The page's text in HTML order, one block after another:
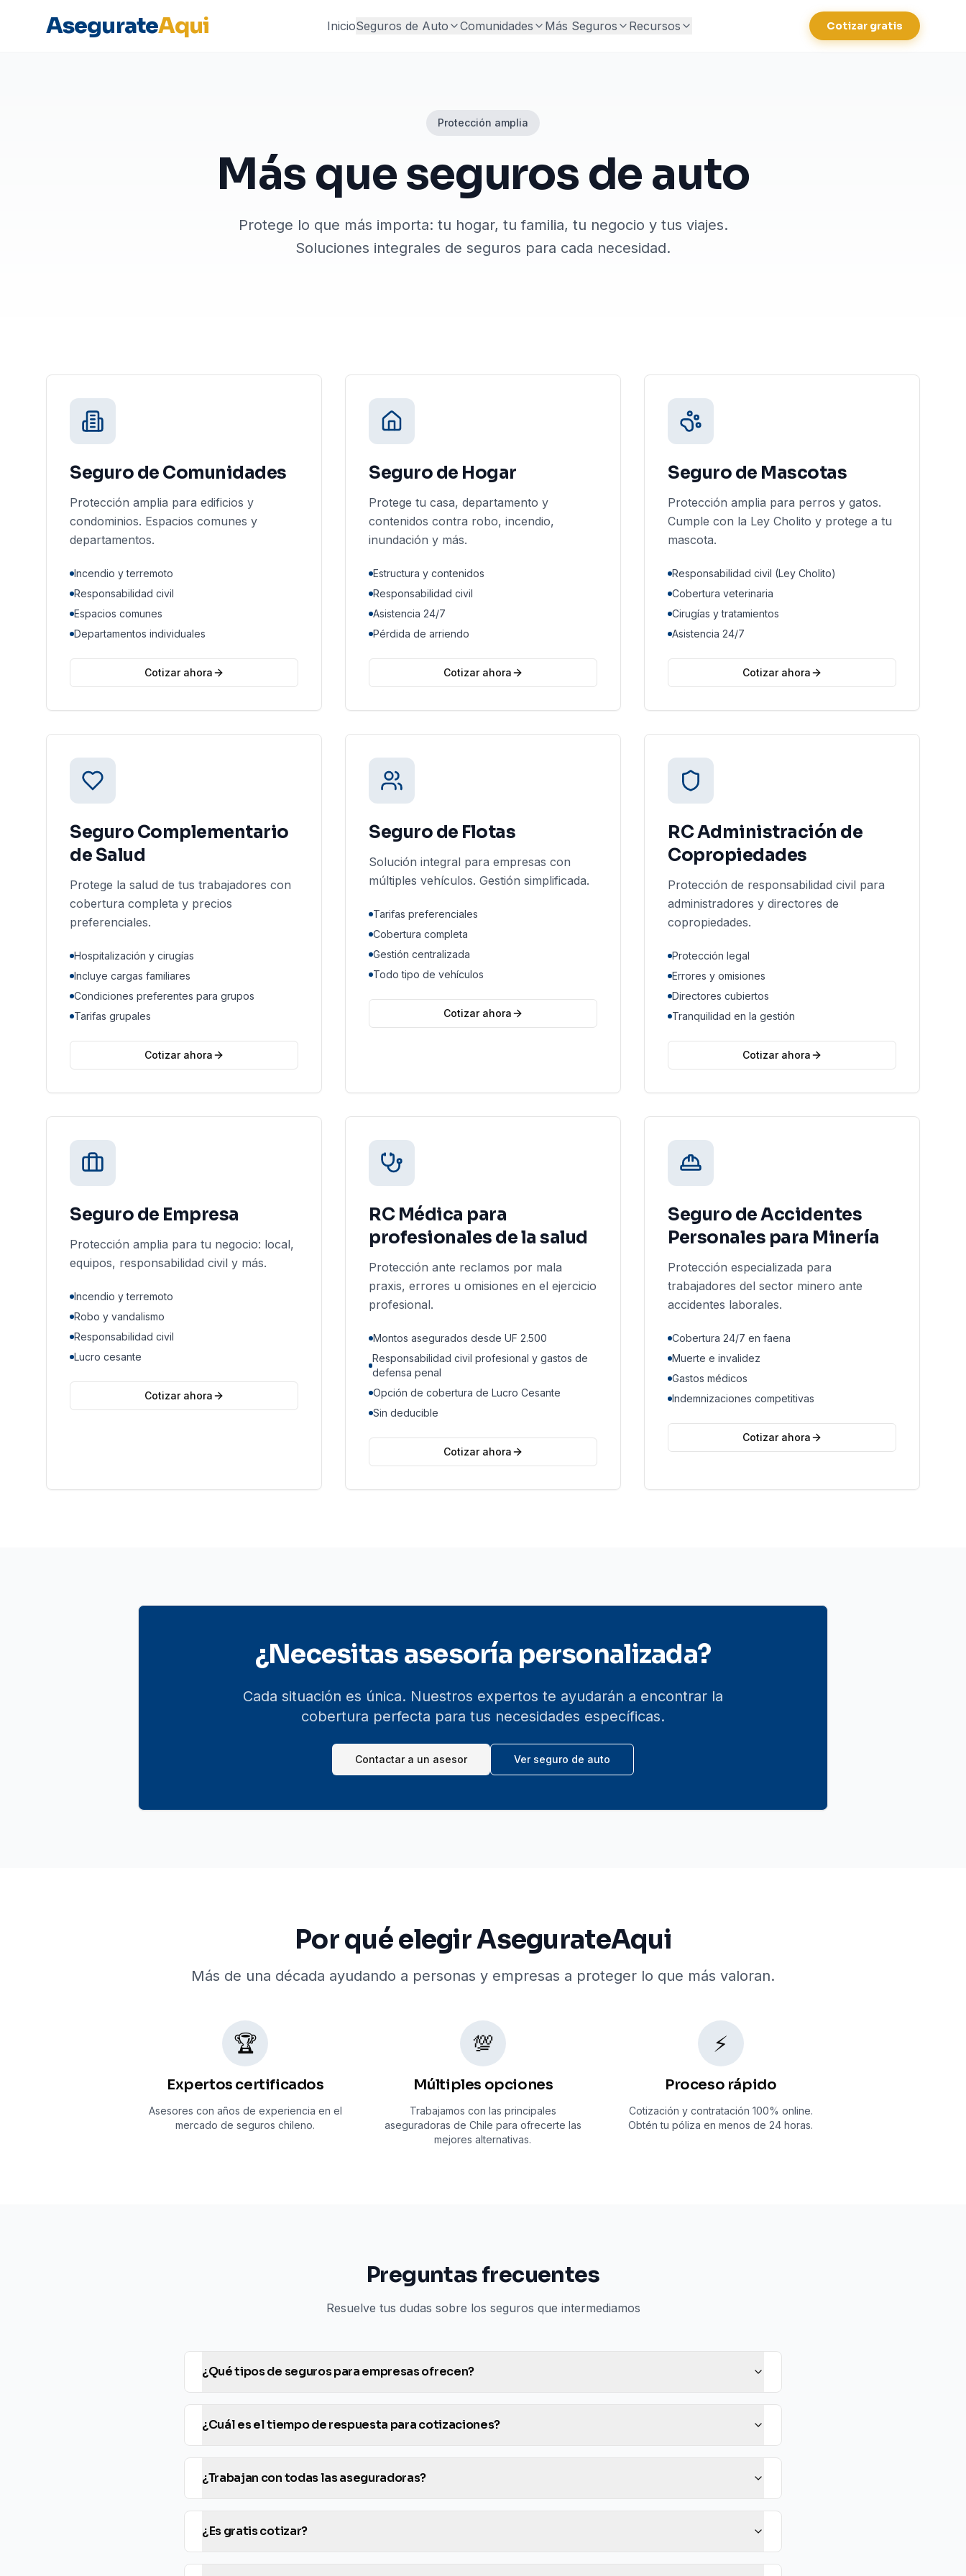
AsegurateAqui InicioSeguros de Auto Comunidades Más Seguros Recursos Cotizar gratis
Protección amplia
Más que seguros de auto
Protege lo que más importa: tu hogar, tu familia, tu negocio y tus viajes.
Soluciones integrales de seguros para cada necesidad.
Seguro de Comunidades
Protección amplia para edificios y
condominios. Espacios comunes y
departamentos.
Incendio y terremoto
Responsabilidad civil
Espacios comunes
Departamentos individuales
Cotizar ahora
Seguro de Hogar
Protege tu casa, departamento y
contenidos contra robo, incendio,
inundación y más.
Estructura y contenidos
Responsabilidad civil
Asistencia 24/7
Pérdida de arriendo
Cotizar ahora
Seguro de Mascotas
Protección amplia para perros y gatos.
Cumple con la Ley Cholito y protege a tu
mascota.
Responsabilidad civil (Ley Cholito)
Cobertura veterinaria
Cirugías y tratamientos
Asistencia 24/7
Cotizar ahora
Seguro Complementario
de Salud
Protege la salud de tus trabajadores con
cobertura completa y precios
preferenciales.
Hospitalización y cirugías
Incluye cargas familiares
Condiciones preferentes para grupos
Tarifas grupales
Cotizar ahora
Seguro de Flotas
Solución integral para empresas con
múltiples vehículos. Gestión simplificada.
Tarifas preferenciales
Cobertura completa
Gestión centralizada
Todo tipo de vehículos
Cotizar ahora
RC Administración de
Copropiedades
Protección de responsabilidad civil para
administradores y directores de
copropiedades.
Protección legal
Errores y omisiones
Directores cubiertos
Tranquilidad en la gestión
Cotizar ahora
Seguro de Empresa
Protección amplia para tu negocio: local,
equipos, responsabilidad civil y más.
Incendio y terremoto
Robo y vandalismo
Responsabilidad civil
Lucro cesante
Cotizar ahora
RC Médica para
profesionales de la salud
Protección ante reclamos por mala
praxis, errores u omisiones en el ejercicio
profesional.
Montos asegurados desde UF 2.500
Responsabilidad civil profesional y gastos de
defensa penal
Opción de cobertura de Lucro Cesante
Sin deducible
Cotizar ahora
Seguro de Accidentes
Personales para Minería
Protección especializada para
trabajadores del sector minero ante
accidentes laborales.
Cobertura 24/7 en faena
Muerte e invalidez
Gastos médicos
Indemnizaciones competitivas
Cotizar ahora
¿Necesitas asesoría personalizada?
Cada situación es única. Nuestros expertos te ayudarán a encontrar la
cobertura perfecta para tus necesidades específicas.
Contactar a un asesor Ver seguro de auto
Por qué elegir AsegurateAqui
Más de una década ayudando a personas y empresas a proteger lo que más valoran.
🏆
Expertos certificados
Asesores con años de experiencia en el
mercado de seguros chileno.
💯
Múltiples opciones
Trabajamos con las principales
aseguradoras de Chile para ofrecerte las
mejores alternativas.
⚡
Proceso rápido
Cotización y contratación 100% online.
Obtén tu póliza en menos de 24 horas.
Preguntas frecuentes
Resuelve tus dudas sobre los seguros que intermediamos
¿Qué tipos de seguros para empresas ofrecen?
¿Cuál es el tiempo de respuesta para cotizaciones?
¿Trabajan con todas las aseguradoras?
¿Es gratis cotizar?